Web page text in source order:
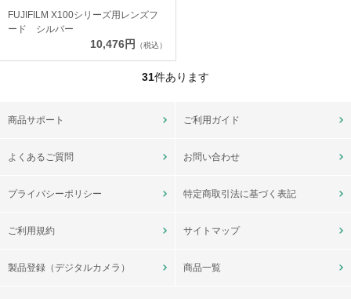
FUJIFILM X100シリーズ用レンズフ
ード シルバー
10,476円 （税込）
31件あります
商品サポート ご利用ガイド
よくあるご質問 お問い合わせ
プライバシーポリシー 特定商取引法に基づく表記
ご利用規約 サイトマップ
製品登録（デジタルカメラ） 商品一覧